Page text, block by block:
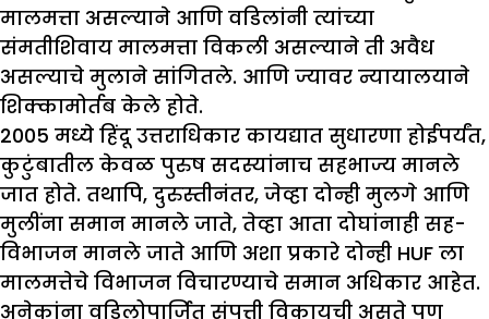
मालमत्ता असल्याने आणि वडिलांनी त्यांच्या
संमतीशिवाय मालमत्ता विकली असल्याने ती अवैध
असल्याचे मुलाने सांगितले. आणि ज्यावर न्यायालयाने
शिक्कामोर्तब केले होते.
2005 मध्ये हिंदू उत्तराधिकार कायद्यात सुधारणा होईपर्यंत,
कुटुंबातील केवळ पुरुष सदस्यांनाच सहभाज्य मानले
जात होते. तथापि, दुरुस्तीनंतर, जेव्हा दोन्ही मुलगे आणि
मुलींना समान मानले जाते, तेव्हा आता दोघांनाही सह-
विभाजन मानले जाते आणि अशा प्रकारे दोन्ही HUF ला
मालमत्तेचे विभाजन विचारण्याचे समान अधिकार आहेत.
अनेकांना वडिलोपार्जित संपत्ती विकायची असते पण